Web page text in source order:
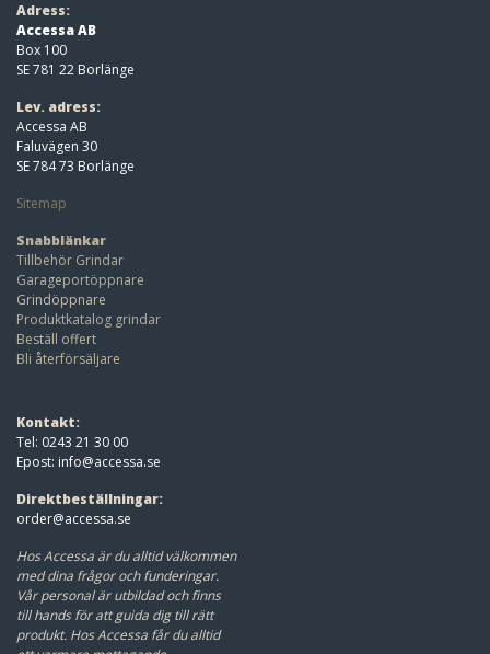
Adress:
Accessa AB
Box 100
SE 781 22 Borlänge
Lev. adress:
Accessa AB
Faluvägen 30
SE 784 73 Borlänge
Sitemap
Snabblänkar
Tillbehör Grindar
Garageportöppnare
Grindöppnare
Produktkatalog grindar
Beställ offert
Bli återförsäljare
Kontakt:
Tel: 0243 21 30 00
Epost: info@accessa.se
Direktbeställningar:
order@accessa.se
Hos Accessa är du alltid välkommen
med dina frågor och funderingar.
Vår personal är utbildad och finns
till hands för att guida dig till rätt
produkt. Hos Accessa får du alltid